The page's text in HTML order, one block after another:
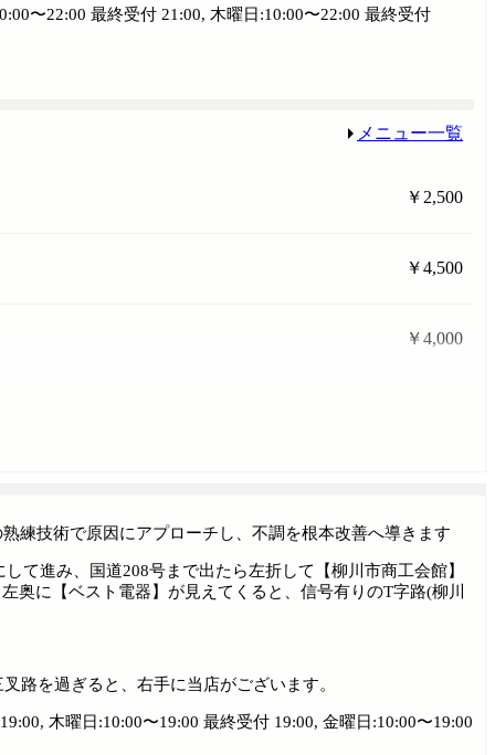
〜22:00 最終受付 21:00, 木曜日:10:00〜22:00 最終受付
メニュー一覧
￥2,500
￥4,500
￥4,000
練技術で原因にアプローチし、不調を根本改善へ導きます
て進み、国道208号まで出たら左折して【柳川市商工会館】
奥に【ベスト電器】が見えてくると、信号有りのT字路(柳川
路を過ぎると、右手に当店がございます。
木曜日:10:00〜19:00 最終受付 19:00, 金曜日:10:00〜19:00